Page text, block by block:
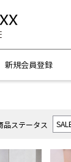
新規会員登録
品ステータス